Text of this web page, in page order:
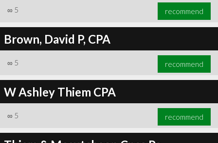
∞ 5 recommend
Brown, David P, CPA
∞ 5 recommend
W Ashley Thiem CPA
∞ 5 recommend